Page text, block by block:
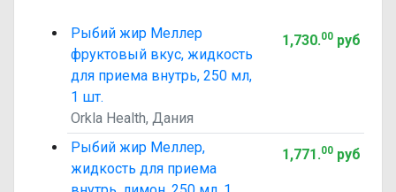
Рыбий жир Меллер
фруктовый вкус, жидкость
для приема внутрь, 250 мл,
1 шт.
Orkla Health, Дания
1,730.00руб
Рыбий жир Меллер,
жидкость для приема
1,771.00руб